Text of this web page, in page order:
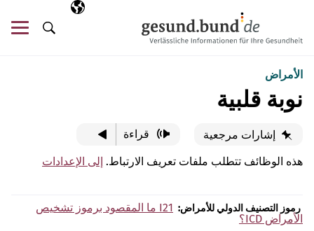
اللغة المختارة
AR
البحث
الأمراض
نوبة قلبية
إشارات مرجعية قراءة
هذه الوظائف تتطلب ملفات تعريف الارتباط. إلى الإعدادات
رموز التصنيف الدولي للأمراض: I21 ما المقصود برموز تشخيص
الأمراض ICD؟